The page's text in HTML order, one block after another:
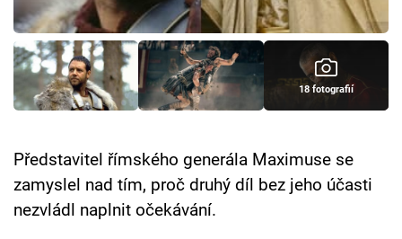
Cool Esport
Pořady
TV Program
Sledujte prima+
Přihlášení
18 fotografií
Představitel římského generála Maximuse se
zamyslel nad tím, proč druhý díl bez jeho účasti
nezvládl naplnit očekávání.